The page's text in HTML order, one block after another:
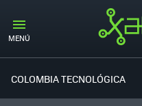
MENÚ
COLOMBIA TECNOLÓGICA